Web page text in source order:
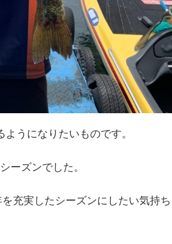
うになりたいものです。
ーズンでした。
充実したシーズンにしたい気持